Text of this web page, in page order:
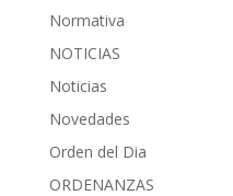
Normativa
NOTICIAS
Noticias
Novedades
Orden del Dia
ORDENANZAS